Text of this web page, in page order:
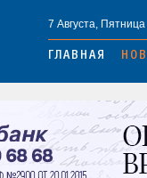
7 Августа, Пятница
ГЛАВНАЯ